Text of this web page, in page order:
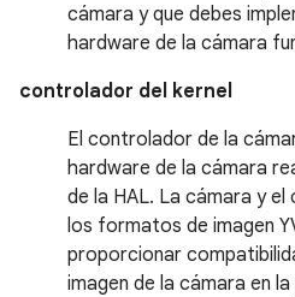
cámara y que debes
hardware de la cámara
controlador del kernel
El controlador de la
hardware de la cámara
de la HAL. La cámara y
los formatos de imagen
proporcionar
imagen de la cámara en